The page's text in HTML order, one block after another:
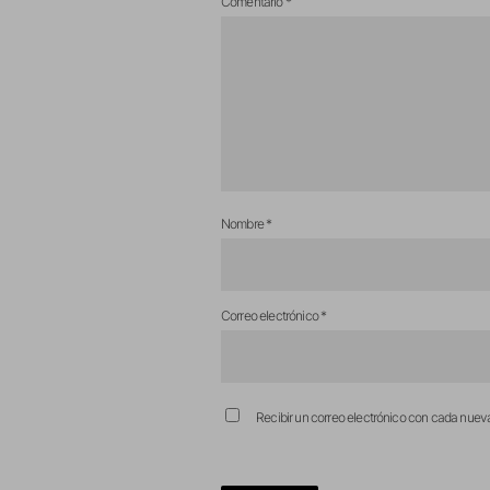
Nombre*
Correo electrónico*
Recibir un correo electrónico con cada